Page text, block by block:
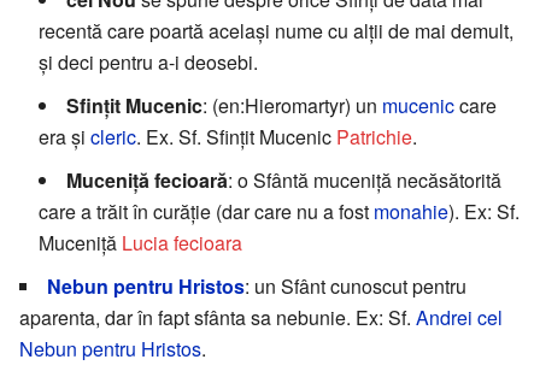
recentă care poartă același nume cu alții de mai demult,
şi deci pentru a-i deosebi.
Sfințit Mucenic: (en:Hieromartyr) un muceniccare
era și cleric. Ex. Sf. Sfinţit Mucenic Patrichie.
Muceniță fecioară: o Sfântă muceniță necăsătorită
care a trăit în curăție (dar care nu a fost monahie). Ex: Sf.
Muceniță Lucia fecioara
Nebun pentru Hristos: un Sfânt cunoscut pentru
aparenta, dar în fapt sfânta sa nebunie. Ex: Sf. Andrei cel
Nebun pentru Hristos.